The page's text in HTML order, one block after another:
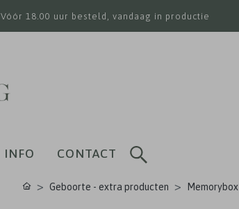
Vóór 18.00 uur besteld, vandaag in productie
INFO CONTACT
Geboorte - extra producten Memorybox